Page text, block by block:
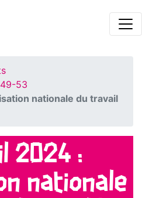
53
nationale du travail
2024 :
nationale